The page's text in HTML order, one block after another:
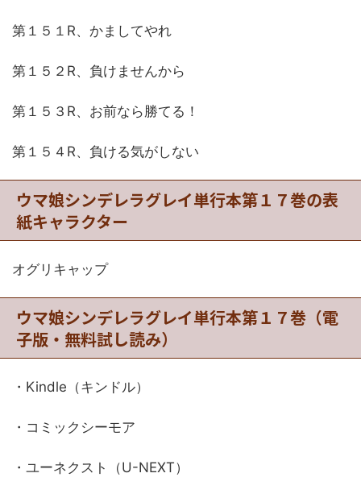
第１５１R、かましてやれ
第１５２R、負けませんから
第１５３R、お前なら勝てる！
第１５４R、負ける気がしない
ウマ娘シンデレラグレイ単行本第１７巻の表
紙キャラクター
オグリキャップ
ウマ娘シンデレラグレイ単行本第１７巻（電
子版・無料試し読み）
・Kindle（キンドル）
・コミックシーモア
・ユーネクスト（U-NEXT）